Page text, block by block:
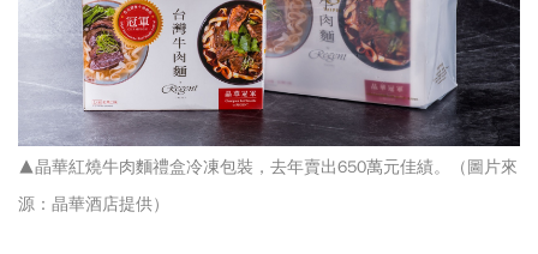
▲晶華紅燒牛肉麵禮盒冷凍包裝，去年賣出650萬元佳績。（圖片來
源：晶華酒店提供）